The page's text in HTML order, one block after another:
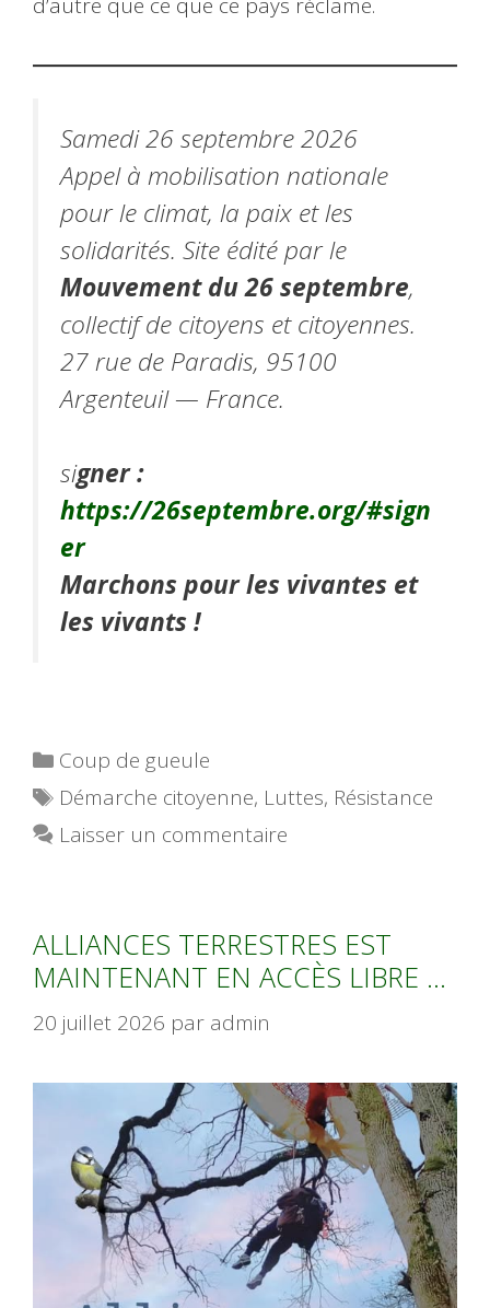
Samedi 26 septembre 2026
Appel à mobilisation nationale
pour le climat, la paix et les
solidarités. Site édité par le
Mouvement du 26 septembre,
collectif de citoyens et citoyennes.
27 rue de Paradis, 95100
Argenteuil — France.
signer :
https://26septembre.org/#sign
er
Marchons pour les vivantes et
les vivants !
Catégories
Coup de gueule
Étiquettes
Démarche citoyenne, Luttes, Résistance
Laisser un commentaire
ALLIANCES TERRESTRES EST
MAINTENANT EN ACCÈS LIBRE …
20 juillet 2026 par admin